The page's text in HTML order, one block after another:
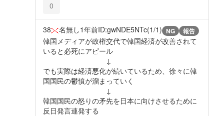
0
38 名無し1年前ID:gwNDE5NTc(1/1) NG 報告
韓国メディアが政権交代で韓国経済が改善されて
いると必死にアピール
↓
でも実際は経済悪化が続いているため、徐々に韓
国国民の鬱憤が溜まっていく
↓
韓国国民の怒りの矛先を日本に向けさせるために
反日発言連発する